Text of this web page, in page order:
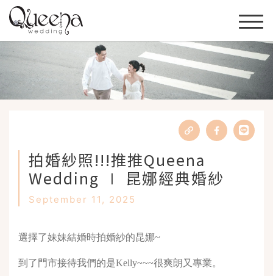
拍婚紗照!!!推推Queena
Wedding ∣ 昆娜經典婚紗
September 11, 2025
選擇了妹妹結婚時拍婚紗的昆娜~
到了門市接待我們的是Kelly~~~很爽朗又專業。